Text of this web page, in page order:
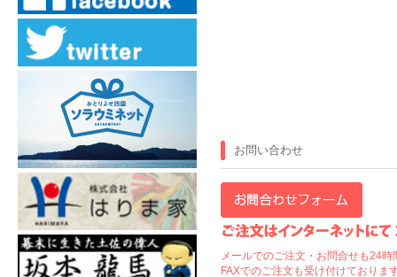
お問い合わせ
メールでのご注文・お問合せも24
FAXでのご注文も受け付けておりま